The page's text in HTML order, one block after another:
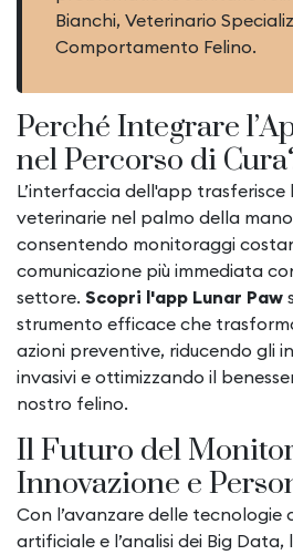
Bianchi, Veterinario
Comportamento Felino.
Perché Integrare
nel Percorso di
L’interfaccia dell'app
veterinarie nel palmo della
consentendo monitoraggi
comunicazione più immediata
settore. Scopri l'app Lunar Paw
strumento efficace che
azioni preventive, riducendo gli
invasivi e ottimizzando il
nostro felino.
Il Futuro del
Innovazione e
Con l’avanzare delle tecnologie
artificiale e l’analisi dei Big